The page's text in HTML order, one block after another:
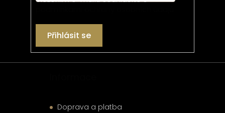
Přihlásit se
Doprava a platba